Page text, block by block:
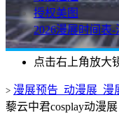
授权美图
2026漫展时间表-
点击右上角放大
> 漫展预告_动漫展_漫
藜云中君cosplay动漫展